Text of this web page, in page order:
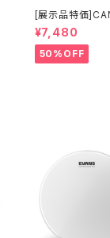
[展示品特価
S 刃2専用ダブル
ランプ Y-WTC
¥7,480
50%OFF